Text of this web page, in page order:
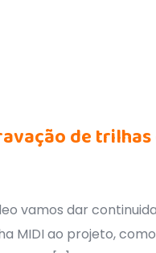
de
vamos dar
MIDI ao projeto,